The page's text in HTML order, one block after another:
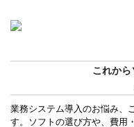
これか
業務システム導入のお悩み、
す。ソフトの選び方や、費用